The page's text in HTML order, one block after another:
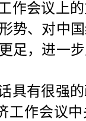
作会议 上
势、对中
足，进一
具有很强
工作会议